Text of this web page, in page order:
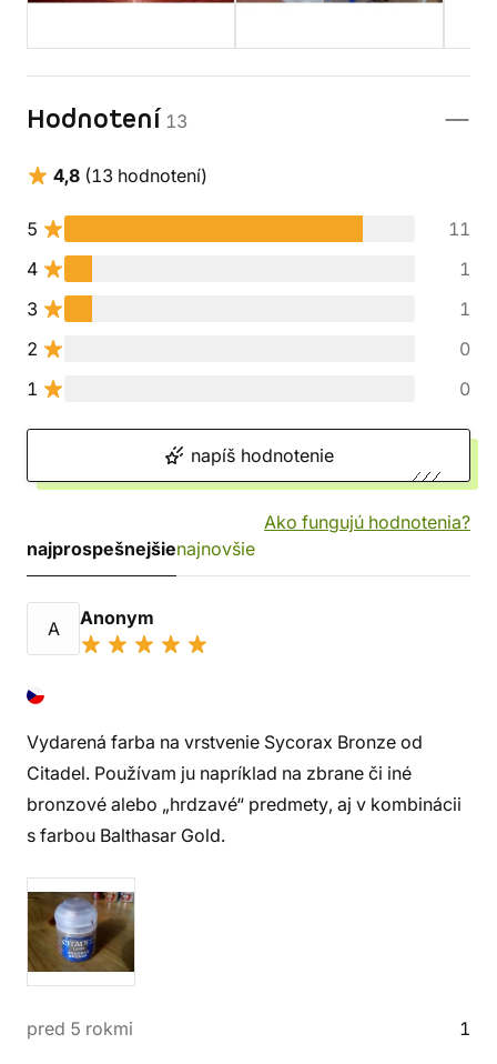
Hodnotení 13
4,8 (13 hodnotení)
5
11
4
1
3
1
2
0
1
0
napíš hodnotenie
Ako fungujú hodnotenia?
najprospešnejšienajnovšie
A Anonym
Vydarená farba na vrstvenie Sycorax Bronze od
Citadel. Používam ju napríklad na zbrane či iné
bronzové alebo „hrdzavé“ predmety, aj v kombinácii
s farbou Balthasar Gold.
pred 5 rokmi 1